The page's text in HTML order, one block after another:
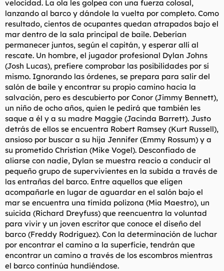
velocidad. La ola les golpea con una fuerza colosal,
lanzando al barco y dándole la vuelta por completo. Como
resultado, cientos de ocupantes quedan atrapados bajo el
mar dentro de la sala principal de baile. Deberían
permanecer juntos, según el capitán, y esperar allí al
rescate. Un hombre, el jugador profesional Dylan Johns
(Josh Lucas), prefiere comprobar las posibilidades por sí
mismo. Ignorando las órdenes, se prepara para salir del
salón de baile y encontrar su propio camino hacia la
salvación, pero es descubierto por Conor (Jimmy Bennett),
un niño de ocho años, quien le pedirá que también les
saque a él y a su madre Maggie (Jacinda Barrett). Justo
detrás de ellos se encuentra Robert Ramsey (Kurt Russell),
ansioso por buscar a su hija Jennifer (Emmy Rossum) y a
su prometido Christian (Mike Vogel). Desconfiado de
aliarse con nadie, Dylan se muestra reacio a conducir al
pequeño grupo de supervivientes en la subida a través de
las entrañas del barco. Entre aquellos que eligen
acompañarle en lugar de aguardar en el salón bajo el
mar se encuentra una tímida polizona (Mia Maestro), un
suicida (Richard Dreyfuss) que reencuentra la voluntad
para vivir y un joven escritor que conoce el diseño del
barco (Freddy Rodriguez). Con la determinación de luchar
por encontrar el camino a la superficie, tendrán que
encontrar un camino a través de los escombros mientras
el barco continúa hundiéndose.